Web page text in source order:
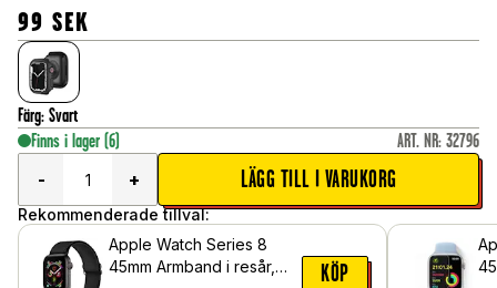
99 SEK
Färg: Svart
Finns i lager (6) ART. NR: 32796
-
+ LÄGG TILL I VARUKORG
Rekommenderade tillval:
Apple Watch Series 8
45mm Armband i resår,
KÖP